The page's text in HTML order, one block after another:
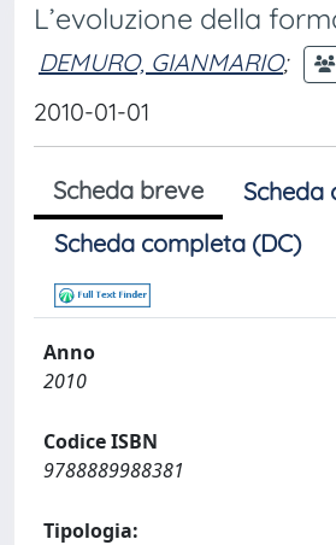
L’evoluzione della
DEMURO, GIANMARIO;
2010-01-01
Scheda breve
Scheda
Scheda completa (DC)
Anno
2010
Codice ISBN
9788889988381
Tipologia: